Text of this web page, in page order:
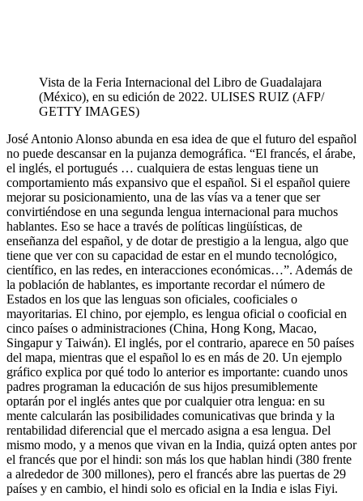
Vista de la Feria Internacional del Libro de Guadalajara
(México), en su edición de 2022. ULISES RUIZ (AFP/
GETTY IMAGES)
José Antonio Alonso abunda en esa idea de que el futuro del español
no puede descansar en la pujanza demográfica. “El francés, el árabe,
el inglés, el portugués … cualquiera de estas lenguas tiene un
comportamiento más expansivo que el español. Si el español quiere
mejorar su posicionamiento, una de las vías va a tener que ser
convirtiéndose en una segunda lengua internacional para muchos
hablantes. Eso se hace a través de políticas lingüísticas, de
enseñanza del español, y de dotar de prestigio a la lengua, algo que
tiene que ver con su capacidad de estar en el mundo tecnológico,
científico, en las redes, en interacciones económicas…”. Además de
la población de hablantes, es importante recordar el número de
Estados en los que las lenguas son oficiales, cooficiales o
mayoritarias. El chino, por ejemplo, es lengua oficial o cooficial en
cinco países o administraciones (China, Hong Kong, Macao,
Singapur y Taiwán). El inglés, por el contrario, aparece en 50 países
del mapa, mientras que el español lo es en más de 20. Un ejemplo
gráfico explica por qué todo lo anterior es importante: cuando unos
padres programan la educación de sus hijos presumiblemente
optarán por el inglés antes que por cualquier otra lengua: en su
mente calcularán las posibilidades comunicativas que brinda y la
rentabilidad diferencial que el mercado asigna a esa lengua. Del
mismo modo, y a menos que vivan en la India, quizá opten antes por
el francés que por el hindi: son más los que hablan hindi (380 frente
a alrededor de 300 millones), pero el francés abre las puertas de 29
países y en cambio, el hindi solo es oficial en la India e islas Fiyi.